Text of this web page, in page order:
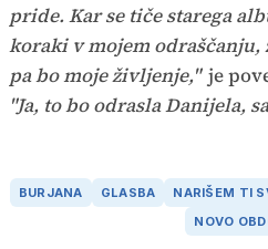
pride. Kar se tiče starega
koraki v mojem
pa bo moje življenje," je
"Ja, to bo odrasla Danijela,
BURJANA GLASBA NARIŠEM TI
NOVO